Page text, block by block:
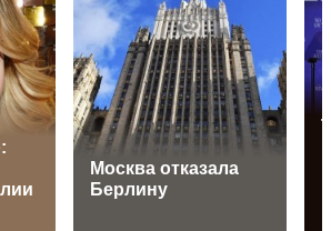
Москва отказала
Берлину